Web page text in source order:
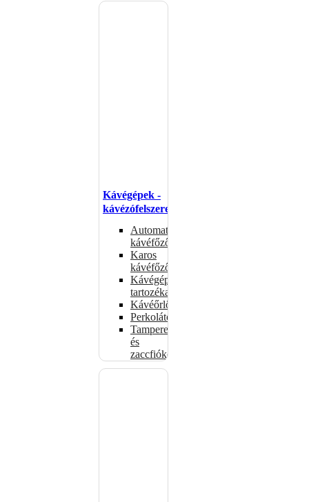
Kávégépek -
kávézófelszerelés
Automata
kávéfőzők
Karos
kávéfőzők
Kávégépek
tartozékai
Kávéőrlők
Perkolátorok
Tamperek
és
zaccfiókok